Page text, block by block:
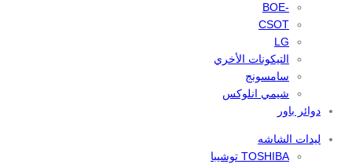
-BOE
CSOT
LG
التيكونات الأخري
سامسونج
شيمي انلوكس
دوائر باور
ليدات الشاشه
TOSHIBA توشيبا